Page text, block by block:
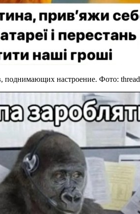
поднимающих настроение. Фото: